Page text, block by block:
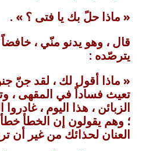
« ماذا حلً بك يا فتى ؟ » .
قال ، وهو يدنو منّي ،
يترصّده :
« ماذا أقول لك ، لقد جنّ
تعيث فساداً في المقهى ،
الزبائن ، هذا اليوم ،
؛ وهم يقولون إن الخطأ
العنان لحذائك من غير أن